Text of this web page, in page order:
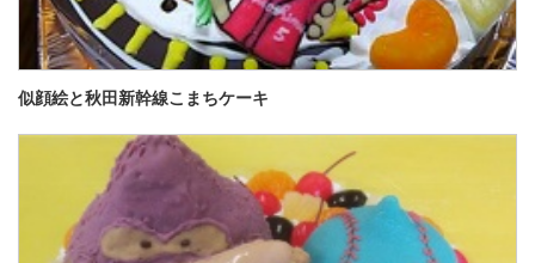
似顔絵と秋田新幹線こまちケーキ